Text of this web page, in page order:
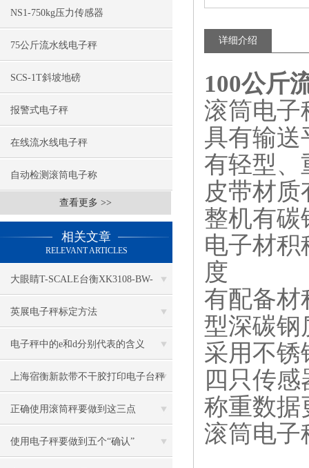
NS1-750kg压力传感器
75公斤流水线电子秤
SCS-1T斜坡地磅
报警式电子秤
在线流水线电子秤
自动检测滚筒电子称
查看更多 >>
相关文章
RELEVANT ARTICLES
大眼睛T-SCALE台衡XK3108-BW-
150kg电子秤
英展电子秤标定方法
电子秤中的e和d分别代表的含义
上海宿衡新款带不干胶打印电子台秤
特色
正确使用滚筒秤要做到这三点
使用电子秤要做到五个“确认”
详细介绍
100公斤
滚筒电子
具有输送
有轻型、
皮带材质
整机有碳
电子材
度
有配备材
型深碳钢
采用不锈
四只传
称重数据
滚筒电子